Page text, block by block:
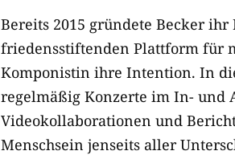
Bereits 2015 gründete Becker
friedensstiftenden Plattform für
Komponistin ihre Intention. In
regelmäßig Konzerte im In- und
Videokollaborationen und
Menschsein jenseits aller